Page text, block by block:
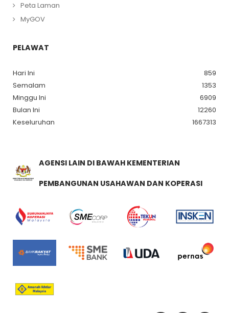
Peta Laman
MyGOV
PELAWAT
Hari Ini
859
Semalam
1353
Minggu Ini
6909
Bulan Ini
12260
Keseluruhan
1667313
AGENSI LAIN DI BAWAH KEMENTERIAN
PEMBANGUNAN USAHAWAN DAN KOPERASI